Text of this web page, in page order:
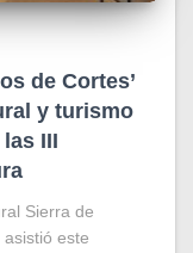
de Cortes’
y turismo
III
Sierra de
este